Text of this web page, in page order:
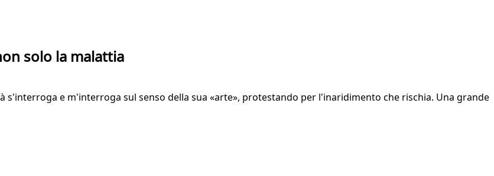
solo la malattia
s'interroga e m'interroga sul senso della sua «arte», protestando per l'inaridimento che rischia. Una grande